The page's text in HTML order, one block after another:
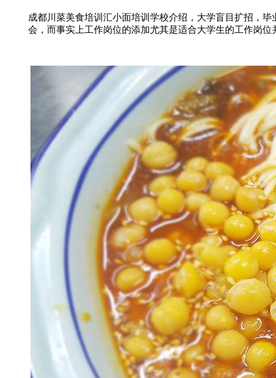
成都川菜美食培训汇小面培训学校介绍，大学盲目扩招，
会，而事实上工作岗位的添加尤其是适合大学生的工作岗位